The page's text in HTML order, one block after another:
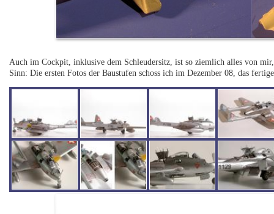
Auch im Cockpit, inklusive dem Schleudersitz, ist so ziemlich alles von
Sinn: Die ersten Fotos der Baustufen schoss ich im Dezember 08, das